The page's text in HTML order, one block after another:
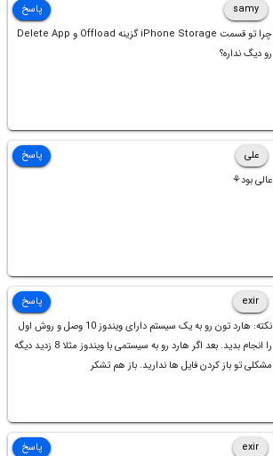
samy
چرا تو قسمت iPhone Storage گزینه Offload و Delete App
رو دیگ نداره؟
پاسخ
علی
عالی بود⚘
پاسخ
exir
نکته: هارد تون رو به یک سیستم دارای ویندوز 10 وصل و روش اول
را انجام بدید. بعد اگر هارد رو به سیستمی با ویندوز مثلا 8 زدید دیگه
مشکلی تو باز کردن فایل ها ندارید. باز هم تشکر
پاسخ
exir
پاسخ